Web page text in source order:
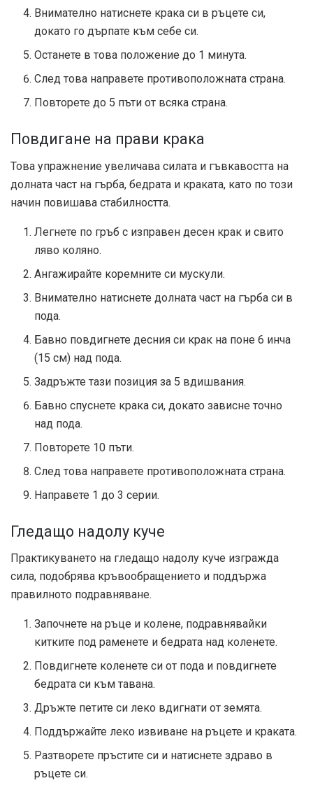
Внимателно натиснете крака си в ръцете си,
докато го дърпате към себе си.
Останете в това положение до 1 минута.
След това направете противоположната страна.
Повторете до 5 пъти от всяка страна.
Повдигане на прави крака
Това упражнение увеличава силата и гъвкавостта на
долната част на гърба, бедрата и краката, като по този
начин повишава стабилността.
Легнете по гръб с изправен десен крак и свито
ляво коляно.
Ангажирайте коремните си мускули.
Внимателно натиснете долната част на гърба си в
пода.
Бавно повдигнете десния си крак на поне 6 инча
(15 см) над пода.
Задръжте тази позиция за 5 вдишвания.
Бавно спуснете крака си, докато зависне точно
над пода.
Повторете 10 пъти.
След това направете противоположната страна.
Направете 1 до 3 серии.
Гледащо надолу куче
Практикуването на гледащо надолу куче изгражда
сила, подобрява кръвообращението и поддържа
правилното подравняване.
Започнете на ръце и колене, подравнявайки
китките под раменете и бедрата над коленете.
Повдигнете коленете си от пода и повдигнете
бедрата си към тавана.
Дръжте петите си леко вдигнати от земята.
Поддържайте леко извиване на ръцете и краката.
Разтворете пръстите си и натиснете здраво в
ръцете си.